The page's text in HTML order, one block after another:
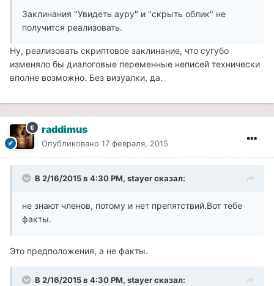
Заклинания "Увидеть ауру" и "скрыть облик" не
получится реализовать.
Ну, реализовать скриптовое заклинание, что сугубо
изменяло бы диалоговые переменные неписей технически
вполне возможно. Без визуалки, да.
raddimus
Опубликовано 17 февраля, 2015
В 2/16/2015 в 4:30 PM, stayer сказал:
не знают членов, потому и нет препятствий.Вот тебе
факты.
Это предположения, а не факты.
В 2/16/2015 в 4:30 PM, stayer сказал: